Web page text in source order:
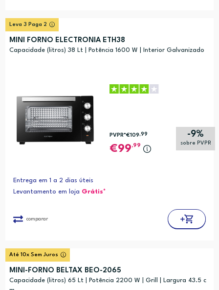
Leva 3 Paga 2
MINI FORNO ELECTRONIA ETH38
Capacidade (litros) 38 Lt | Potência 1600 W | Interior Galvanizado
-9%
sobre PVPR
PVPR*€109,99
99,99
Entrega em 1 a 2 dias úteis
Levantamento em loja Grátis*
comparar
Até 10x Sem Juros
MINI-FORNO BELTAX BEO-2065
Capacidade (litros) 65 Lt | Potência 2200 W | Grill | Largura 43.5 c